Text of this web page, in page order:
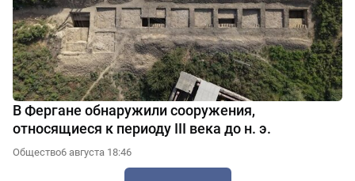
В Фергане обнаружили сооружения,
относящиеся к периоду III века до н. э.
Общество6 августа 18:46